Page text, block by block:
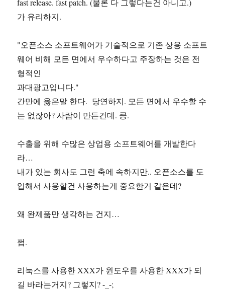
fast release. fast patch. (물론 다 그렇다는건 아니고.)
가 유리하지.
"오픈소스 소프트웨어가 기술적으로 기존 상용 소프트
웨어 비해 모든 면에서 우수하다고 주장하는 것은 전
형적인
과대광고입니다."
간만에 옳은말 한다. 당연하지. 모든 면에서 우수할 수
는 없잖아? 사람이 만든건데. 킁.
수출을 위해 수많은 상업용 소프트웨어를 개발한다
라…
내가 있는 회사도 그런 축에 속하지만.. 오픈소스를 도
입해서 사용할건 사용하는게 중요한거 같은데?
왜 완제품만 생각하는 건지…
쩝.
리눅스를 사용한 XXX가 윈도우를 사용한 XXX가 되
길 바라는거지? 그렇지? -_-;